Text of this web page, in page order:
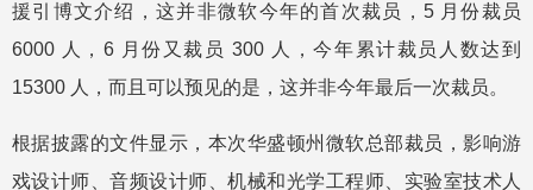
援引博文介绍，这并非微软今年的首次裁员，5 月份裁员
6000 人，6 月份又裁员 300 人，今年累计裁员人数达到
15300 人，而且可以预见的是，这并非今年最后一次裁员。
根据披露的文件显示，本次华盛顿州微软总部裁员，影响游
戏设计师、音频设计师、机械和光学工程师、实验室技术人